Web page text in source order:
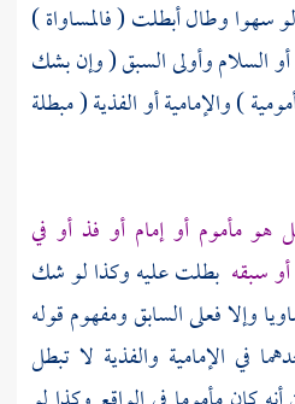
سهوا وطال أبطلت ( فالمساواة )
أو السلام وأولى السبق ( وإن بشك
) والإمامية أو الفذية ( مبطلة
مأموم أو إمام أو فذ أو في
سبقه بطلت عليه وكذا لو شك
وإلا فعلى السابق ومفهوم قوله
في الإمامية والفذية لا تبطل